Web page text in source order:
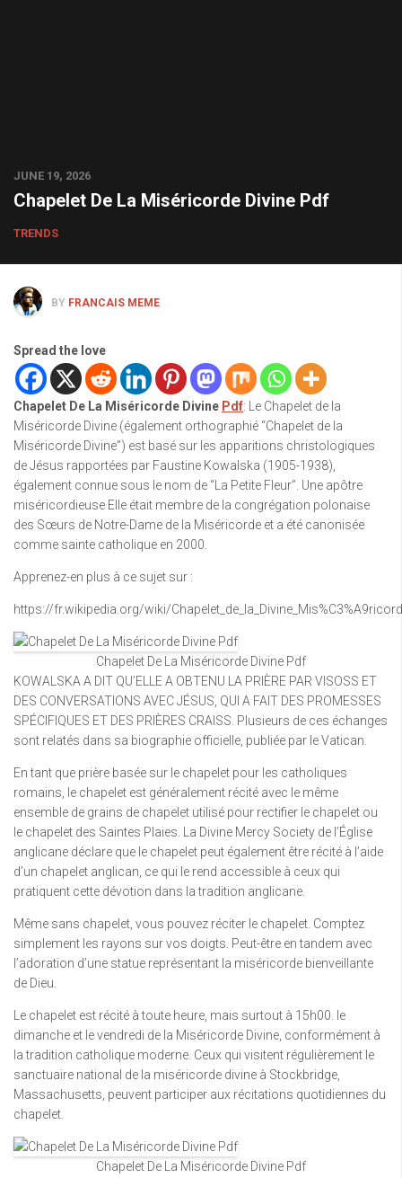
JUNE 19, 2026
Chapelet De La Miséricorde Divine Pdf
TRENDS
BY FRANCAIS MEME
Spread the love
Chapelet De La Miséricorde Divine Pdf: Le Chapelet de la
Miséricorde Divine (également orthographié “Chapelet de la
Miséricorde Divine”) est basé sur les apparitions christologiques
de Jésus rapportées par Faustine Kowalska (1905-1938),
également connue sous le nom de “La Petite Fleur”. Une apôtre
miséricordieuse Elle était membre de la congrégation polonaise
des Sœurs de Notre-Dame de la Miséricorde et a été canonisée
comme sainte catholique en 2000.
Apprenez-en plus à ce sujet sur :
https://fr.wikipedia.org/wiki/
Chapelet De La Miséricorde Divine Pdf
KOWALSKA A DIT QU’ELLE A OBTENU LA PRIÈRE PAR VISOSS ET
DES CONVERSATIONS AVEC JÉSUS, QUI A FAIT DES PROMESSES
SPÉCIFIQUES ET DES PRIÈRES CRAISS. Plusieurs de ces échanges
sont relatés dans sa biographie officielle, publiée par le Vatican.
En tant que prière basée sur le chapelet pour les catholiques
romains, le chapelet est généralement récité avec le même
ensemble de grains de chapelet utilisé pour rectifier le chapelet ou
le chapelet des Saintes Plaies. La Divine Mercy Society de l’Église
anglicane déclare que le chapelet peut également être récité à l’aide
d’un chapelet anglican, ce qui le rend accessible à ceux qui
pratiquent cette dévotion dans la tradition anglicane.
Même sans chapelet, vous pouvez réciter le chapelet. Comptez
simplement les rayons sur vos doigts. Peut-être en tandem avec
l’adoration d’une statue représentant la miséricorde bienveillante
de Dieu.
Le chapelet est récité à toute heure, mais surtout à 15h00. le
dimanche et le vendredi de la Miséricorde Divine, conformément à
la tradition catholique moderne. Ceux qui visitent régulièrement le
sanctuaire national de la miséricorde divine à Stockbridge,
Massachusetts, peuvent participer aux récitations quotidiennes du
chapelet.
Chapelet De La Miséricorde Divine Pdf